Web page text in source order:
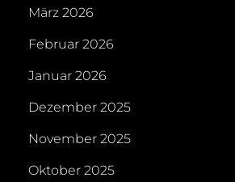
März 2026
Februar 2026
Januar 2026
Dezember 2025
November 2025
Oktober 2025